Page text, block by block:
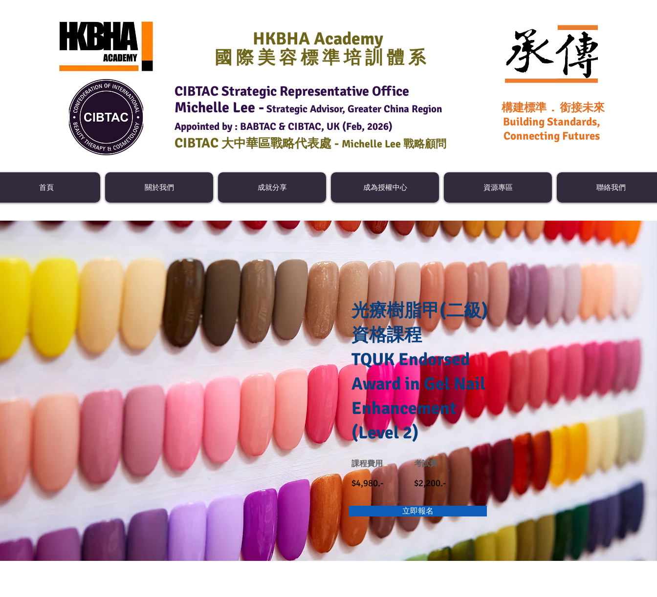
HKBHA Academy
國 際 美 容 標 準 培 訓 體 系
CIBTAC Strategic Representative Office
Michelle Lee - Strategic Advisor, Greater China Region
Appointed by : BABTAC & CIBTAC, UK (Feb, 2026)
CIBTAC 大中華區戰略代表處 - Michelle Lee 戰略顧問
構建標準 . 銜接未來
Building Standards,
Connecting Futures
首頁 關於我們 成就分享 成為授權中心 資源專區 聯絡我們
光療樹脂甲(二級)
資格課程
TQUK Endorsed
Award in Gel Nail
Enhancement
(Level 2)
課程費用
$4,980.-
考試費
$2,200.-
立即報名